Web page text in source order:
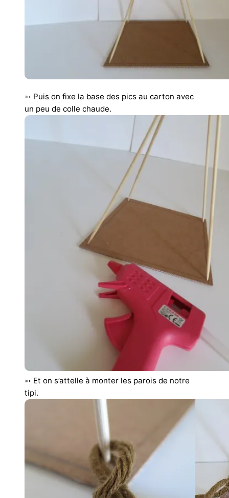
➳ Puis on fixe la base des pics au carton avec
un peu de colle chaude.
➳ Et on s’attelle à monter les parois de notre
tipi.